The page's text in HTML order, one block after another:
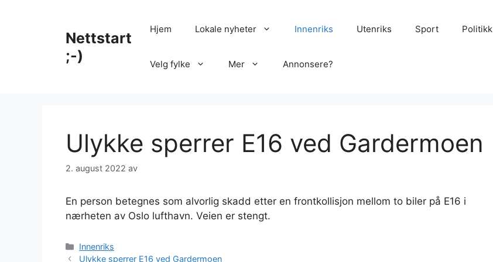
Nettstart
;-)
Hjem Lokale nyheter Innenriks Utenriks Sport Politikk
Velg fylke Mer Annonsere?
Ulykke sperrer E16 ved Gardermoen
2. august 2022 av
En person betegnes som alvorlig skadd etter en frontkollisjon mellom to biler på E16 i
nærheten av Oslo lufthavn. Veien er stengt.
Kategorier
Innenriks
Ulykke sperrer E16 ved Gardermoen